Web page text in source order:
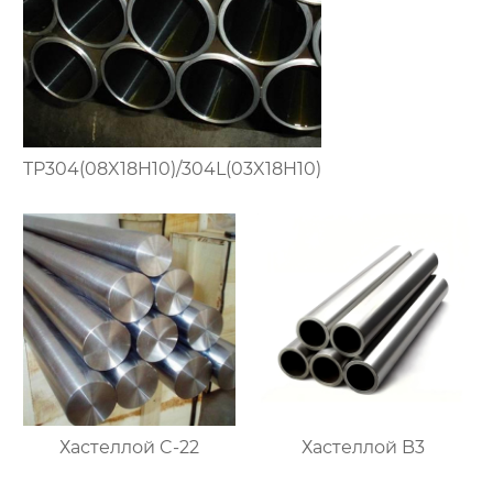
TP304(08X18H10)/304L(03X18H10)
Хастеллой C-22 Хастеллой B3